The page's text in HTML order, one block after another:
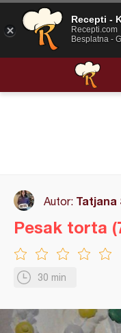
Autor: Tatjana
30 min
Pesak torta
Recepti -
Recepti.com
Besplatna -